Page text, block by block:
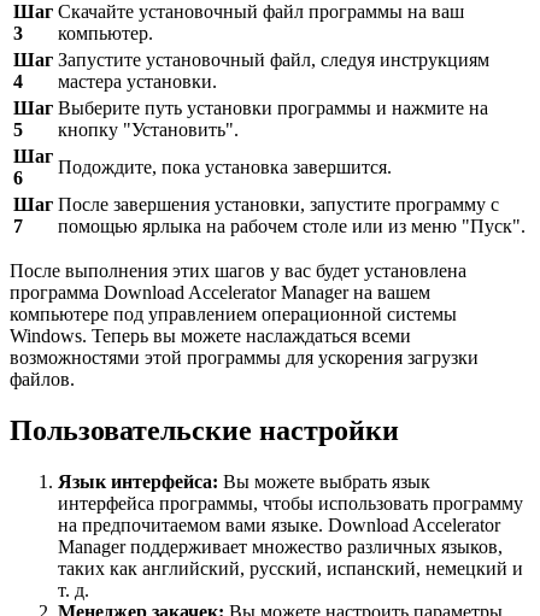
Шаг
3
Скачайте установочный файл программы на ваш
компьютер.
Шаг
4
Запустите установочный файл, следуя инструкциям
мастера установки.
Шаг
5
Выберите путь установки программы и нажмите на
кнопку "Установить".
Шаг
6
Подождите, пока установка завершится.
Шаг
7
После завершения установки, запустите программу с
помощью ярлыка на рабочем столе или из меню "Пуск".
После выполнения этих шагов у вас будет установлена
программа Download Accelerator Manager на вашем
компьютере под управлением операционной системы
Windows. Теперь вы можете наслаждаться всеми
возможностями этой программы для ускорения загрузки
файлов.
Пользовательские настройки
Язык интерфейса: Вы можете выбрать язык
интерфейса программы, чтобы использовать программу
на предпочитаемом вами языке. Download Accelerator
Manager поддерживает множество различных языков,
таких как английский, русский, испанский, немецкий и
т. д.
Менеджер закачек: Вы можете настроить параметры